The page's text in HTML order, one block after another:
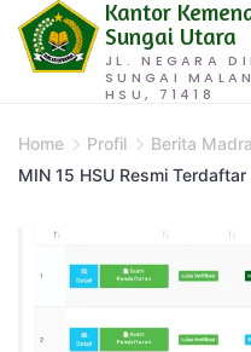
Skip
JL. NEGARA
SUNGAI
HSU, 71418
Kantor
Sungai Utara
Home Profil Berita
MIN 15 HSU Resmi Terdaftar